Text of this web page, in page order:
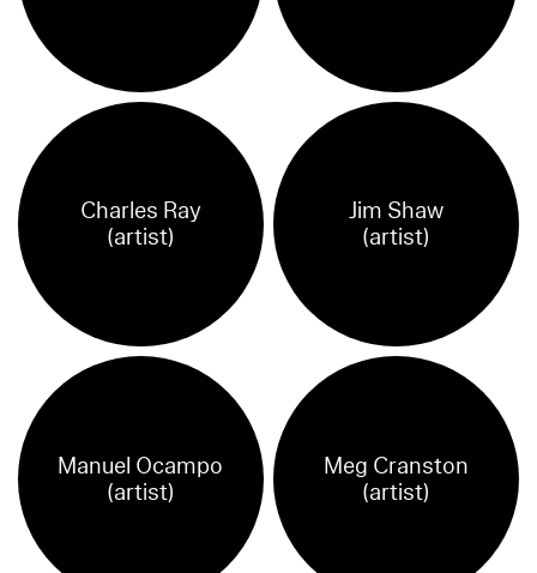
Charles Ray
(artist)
Jim Shaw
(artist)
Manuel Ocampo
(artist)
Meg Cranston
(artist)